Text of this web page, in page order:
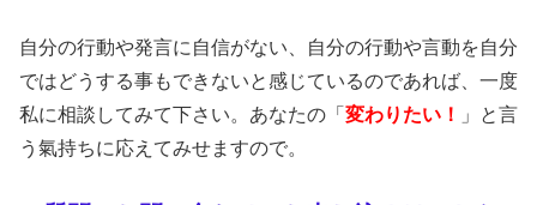
自分の行動や発言に自信がない、自分の行動や言動を自分
ではどうする事もできないと感じているのであれば、一度
私に相談してみて下さい。あなたの「 変わりたい！
」と言
う氣持ちに応えてみせますので。